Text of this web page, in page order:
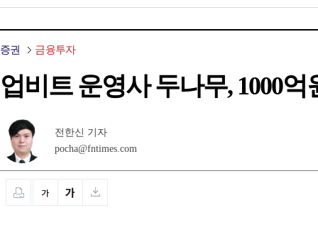
증권 금융투자
업비트 운영사 두나무, 1000
전한신 기자
pocha@fntimes.com